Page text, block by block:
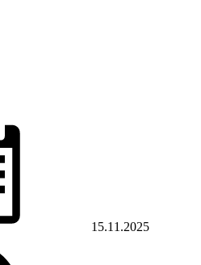
15.11.2025